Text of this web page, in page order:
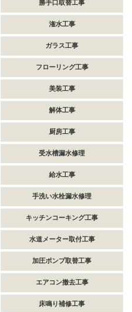
勝手口取替工事
潅水工事
ガラス工事
フローリング工事
美装工事
解体工事
厨房工事
受水槽漏水修理
給水工事
手洗い水栓漏水修理
キッチンコーキング工事
水道メーター取付工事
加圧ポンプ取替工事
エアコン撤去工事
床鳴り補修工事